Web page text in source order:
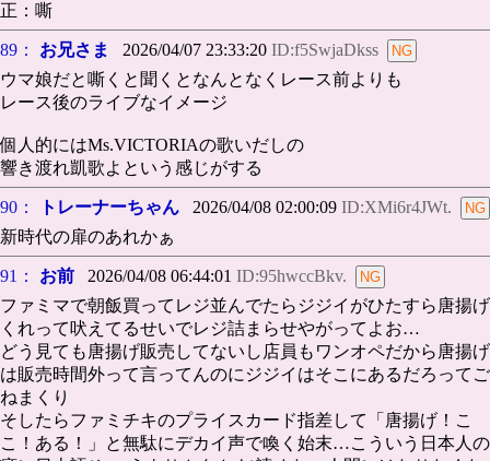
正：嘶
89： お兄さま 2026/04/07 23:33:20 ID:f5SwjaDkss
ウマ娘だと嘶くと聞くとなんとなくレース前よりも
レース後のライブなイメージ
個人的にはMs.VICTORIAの歌いだしの
響き渡れ凱歌よという感じがする
90： トレーナーちゃん 2026/04/08 02:00:09 ID:XMi6r4JWt.
新時代の扉のあれかぁ
91： お前 2026/04/08 06:44:01 ID:95hwccBkv.
ファミマで朝飯買ってレジ並んでたらジジイがひたすら唐揚げ
くれって吠えてるせいでレジ詰まらせやがってよお…
どう見ても唐揚げ販売してないし店員もワンオペだから唐揚げ
は販売時間外って言ってんのにジジイはそこにあるだろってご
ねまくり
そしたらファミチキのプライスカード指差して「唐揚げ！こ
こ！ある！」と無駄にデカイ声で喚く始末…こういう日本人の